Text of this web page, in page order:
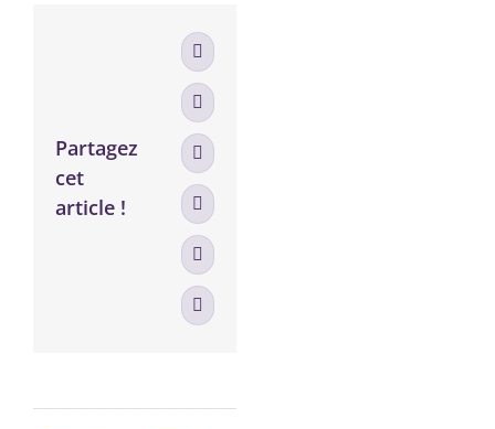
Partagez
cet
article !
Facebook
X
LinkedIn
WhatsApp
Tumblr
Email